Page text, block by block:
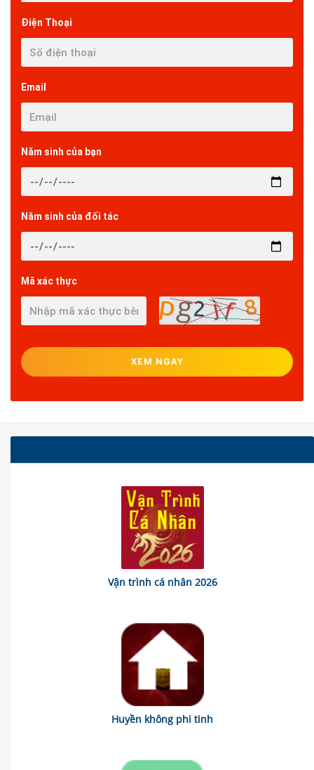
Điện Thoại
Email
Năm sinh của bạn
Năm sinh của đối tác
Mã xác thực
XEM NGAY
Vận trình cá nhân 2026
Huyền không phi tinh